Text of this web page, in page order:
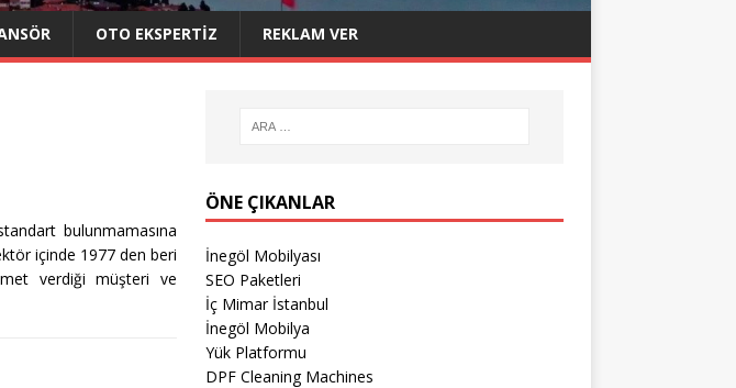
OTO EKSPERTIZ REKLAM VER
bulunmamasına
içinde 1977 den beri
verdiği müşteri ve
ÖNE ÇIKANLAR
İnegöl Mobilyası
SEO Paketleri
İç Mimar İstanbul
İnegöl Mobilya
Yük Platformu
DPF Cleaning Machines